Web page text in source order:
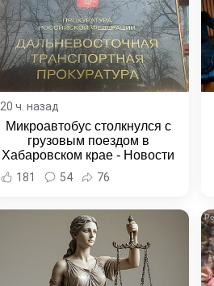
20 ч. назад
Микроавтобус столкнулся с
грузовым поездом в
Хабаровском крае - Новости
Хабаровска и Хабаровского
края
181 54 76